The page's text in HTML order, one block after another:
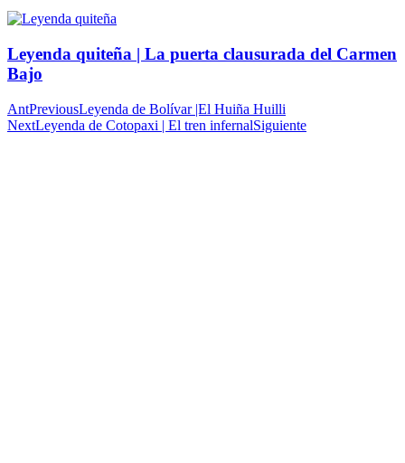
Leyenda quiteña | La puerta clausurada del Carmen
Bajo
AntPreviousLeyenda de Bolívar |El Huiña Huilli
NextLeyenda de Cotopaxi | El tren infernalSiguiente